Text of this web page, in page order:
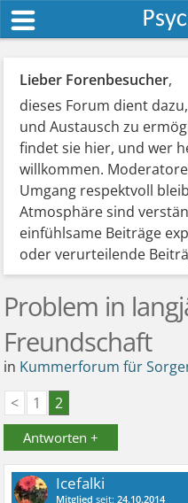
Lieber Forenbesucher,
dieses Forum dient
und Austausch zu
findet sie hier, und wer
willkommen.
Umgang respektvoll
Atmosphäre sind
einfühlsame Beiträge
oder verurteilende
Problem in
Freundschaft
in Kummerforum für
<
1 2
Antworten +
Icefalki
Mitglied seit:24.10.2014